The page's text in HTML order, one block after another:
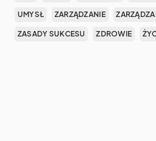
UMYSŁ ZARZĄDZANIE
ZASADY SUKCESU ZDROWIE